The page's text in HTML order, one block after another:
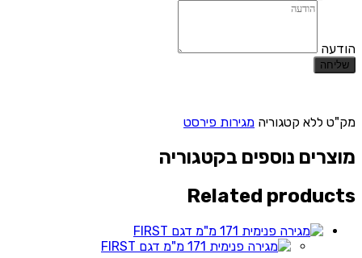
הודעה
שליחה
מק"ט ללא קטגוריה מגירות פירסט
מוצרים נוספים בקטגוריה
Related products